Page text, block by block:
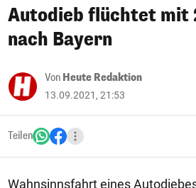
Autodieb flüchtet mit
nach Bayern
Von Heute Redaktion
13.09.2021, 21:53
Teilen
Wahnsinnsfahrt eines